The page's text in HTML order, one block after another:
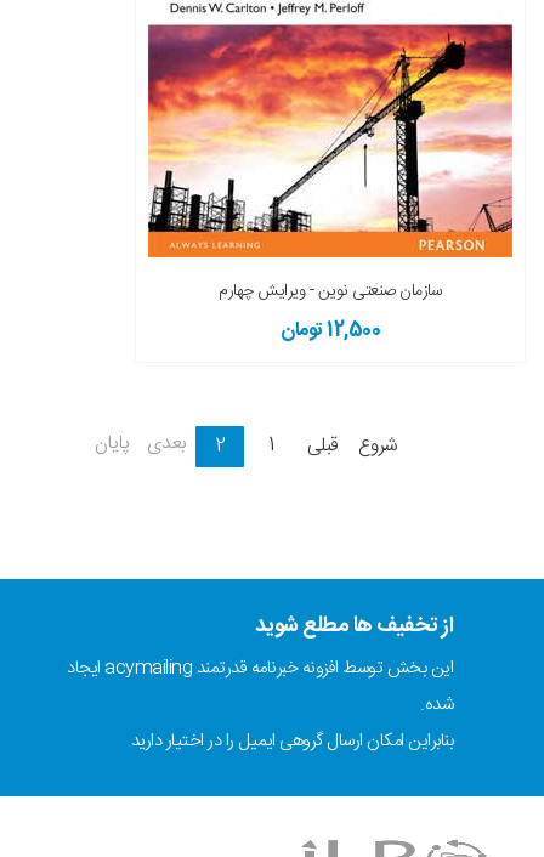
سازمان صنعتی نوین - ویرایش چهارم
12,500 تومان
شروع قبلی 1
2 بعدی پایان
از تخفیف ها مطلع شوید
این بخش توسط افزونه خبرنامه قدرتمند acymailing ایجاد
شده.
بنابراین امکان ارسال گروهی ایمیل را در اختیار دارید